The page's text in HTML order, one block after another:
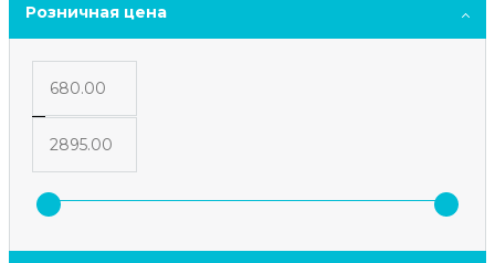
Розничная цена